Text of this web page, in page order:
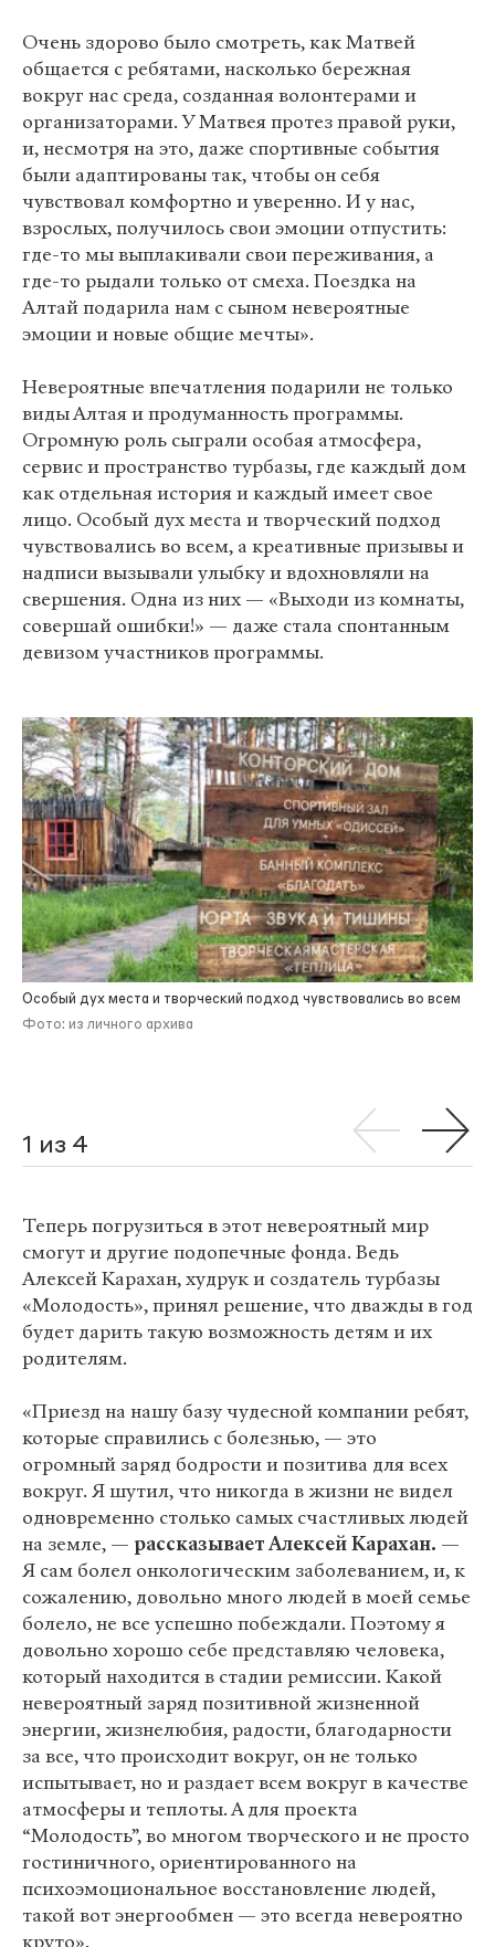
Очень здорово было смотреть, как Матвей
общается с ребятами, насколько бережная
вокруг нас среда, созданная волонтерами и
организаторами. У Матвея протез правой руки,
и, несмотря на это, даже спортивные события
были адаптированы так, чтобы он себя
чувствовал комфортно и уверенно. И у нас,
взрослых, получилось свои эмоции отпустить:
где-то мы выплакивали свои переживания, а
где-то рыдали только от смеха. Поездка на
Алтай подарила нам с сыном невероятные
эмоции и новые общие мечты».
Невероятные впечатления подарили не только
виды Алтая и продуманность программы.
Огромную роль сыграли особая атмосфера,
сервис и пространство турбазы, где каждый дом
как отдельная история и каждый имеет свое
лицо. Особый дух места и творческий подход
чувствовались во всем, а креативные призывы и
надписи вызывали улыбку и вдохновляли на
свершения. Одна из них — «Выходи из комнаты,
совершай ошибки!» — даже стала спонтанным
девизом участников программы.
Особый дух места и творческий подход чувствовались во всем
Фото: из личного архива
1 из 4
Теперь погрузиться в этот невероятный мир
смогут и другие подопечные фонда. Ведь
Алексей Карахан, худрук и создатель турбазы
«Молодость», принял решение, что дважды в год
будет дарить такую возможность детям и их
родителям.
«Приезд на нашу базу чудесной компании ребят,
которые справились с болезнью, — это
огромный заряд бодрости и позитива для всех
вокруг. Я шутил, что никогда в жизни не видел
одновременно столько самых счастливых людей
на земле, — рассказывает Алексей Карахан. —
Я сам болел онкологическим заболеванием, и, к
сожалению, довольно много людей в моей семье
болело, не все успешно побеждали. Поэтому я
довольно хорошо себе представляю человека,
который находится в стадии ремиссии. Какой
невероятный заряд позитивной жизненной
энергии, жизнелюбия, радости, благодарности
за все, что происходит вокруг, он не только
испытывает, но и раздает всем вокруг в качестве
атмосферы и теплоты. А для проекта
“Молодость”, во многом творческого и не просто
гостиничного, ориентированного на
психоэмоциональное восстановление людей,
такой вот энергообмен — это всегда невероятно
круто».